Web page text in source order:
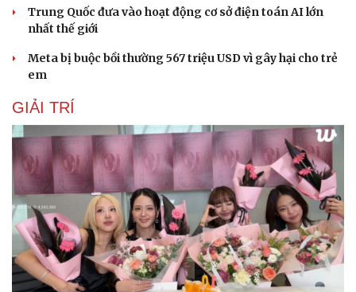
Di sản
Trung Quốc đưa vào hoạt động cơ sở điện toán AI lớn
nhất thế giới
Meta bị buộc bồi thường 567 triệu USD vì gây hại cho trẻ
em
GIẢI TRÍ